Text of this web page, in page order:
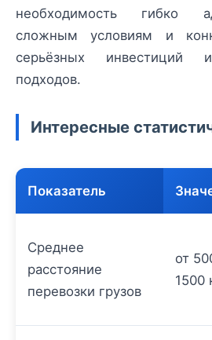
необходимость гибко
сложным условиям и
серьёзных инвестиций
подходов.
Интересные
Показатель
Среднее
расстояние
перевозки грузов
от
1500